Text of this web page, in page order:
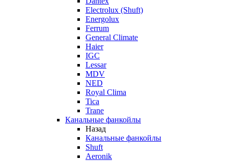
Electrolux (Shuft)
Energolux
Ferrum
General Climate
Haier
IGC
Lessar
MDV
NED
Royal Clima
Tica
Trane
Канальные фанкойлы
Назад
Канальные фанкойлы
Shuft
Aeronik